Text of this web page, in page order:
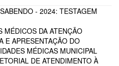
- 2024: TESTAGEM
MÉDICOS DA ATENÇÃO
E APRESENTAÇÃO DO
MÉDICAS MUNICIPAL
DE ATENDIMENTO À